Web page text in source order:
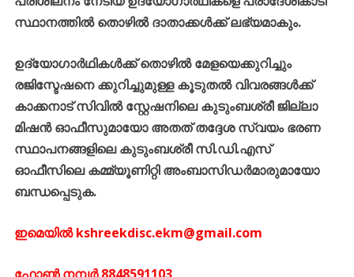
സ്ഥാനത്തിൽ തൊഴിൽ ദാതാക്കൾക്ക് ലഭ്യമാകും.
ഉദ്യോഗാർഥികൾക്ക് തൊഴിൽ മേളയെക്കുറിച്ചും
രജിസ്ടേഷനെ ക്കുറിച്ചുമുള്ള കൂടുതൽ വിവരങ്ങൾക്ക്
കാക്കനാട് സിവിൽ സ്റ്റേഷനിലെ കുടുംബശ്രീ ജില്ലാ
മിഷൻ ഓഫീസുമായോ അതത് തദ്ദേശ സ്വയം ഭരണ
സ്ഥാപനങ്ങളിലെ കുടുംബശ്രീ സി.ഡി.എസ്
ഓഫീസിലെ കമ്മ്യൂണിറ്റി അംബാസിഡർമാരുമായോ
ബന്ധപ്പെടുക.
ഇമെയിൽ kshreekdisc.ekm@gmail.com